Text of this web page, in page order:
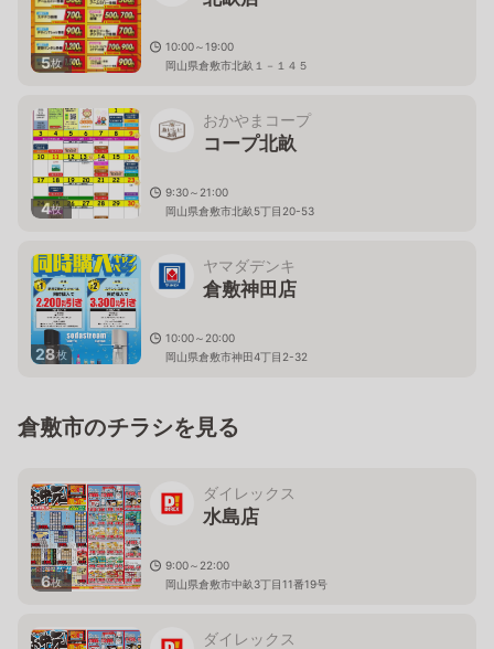
5枚
10:00～19:00
岡山県倉敷市北畝１－１４５
4枚
おかやまコープ
コープ北畝
9:30～21:00
岡山県倉敷市北畝5丁目20-53
28枚
ヤマダデンキ
倉敷神田店
10:00～20:00
岡山県倉敷市神田4丁目2-32
倉敷市のチラシを見る
6枚
ダイレックス
水島店
9:00～22:00
岡山県倉敷市中畝3丁目11番19号
ダイレックス